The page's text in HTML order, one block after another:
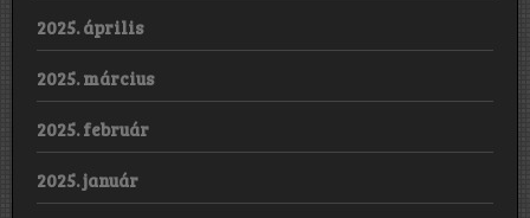
2025. április
2025. március
2025. február
2025. január